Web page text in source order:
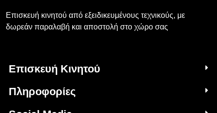
Επισκευή κινητού από εξειδικευμένους τεχνικούς, με
δωρεάν παραλαβή και αποστολή στο χώρο σας
Επισκευή Κινητού
Πληροφορίες